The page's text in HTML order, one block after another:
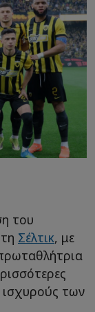
του
Σέλτικ, με
ισχυρούς των